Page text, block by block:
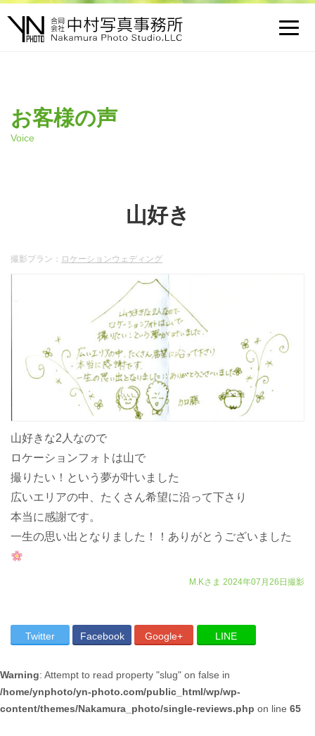
お客様の声
Voice
山好き
撮影プラン： ロケーションウェディング
山好きな2人なので
ロケーションフォトは山で
撮りたい！という夢が叶いました
広いエリアの中、たくさん希望に沿って下さり
本当に感謝です。
一生の思い出となりました！！ありがとうございました
M.Kさま 2024年07月26日撮影
Twitter Facebook Google+ LINE
Warning: Attempt to read property "slug" on false in
/home/ynphoto/yn-photo.com/public_html/wp/wp-
content/themes/Nakamura_photo/single-reviews.php on line 65